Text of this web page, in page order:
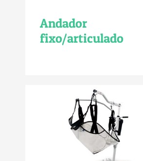
Andador
fixo/articulado